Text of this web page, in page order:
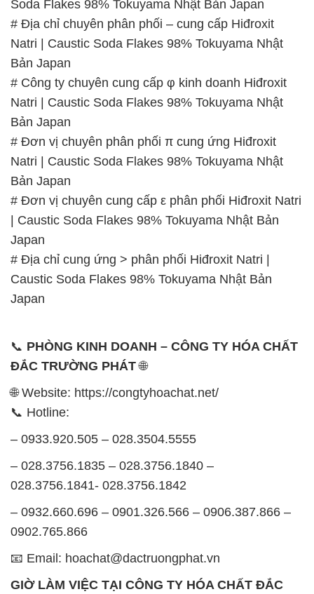
Soda Flakes 98% Tokuyama Nhật Bản Japan
# Địa chỉ chuyên phân phối – cung cấp Hiđroxit
Natri | Caustic Soda Flakes 98% Tokuyama Nhật
Bản Japan
# Công ty chuyên cung cấp φ kinh doanh Hiđroxit
Natri | Caustic Soda Flakes 98% Tokuyama Nhật
Bản Japan
# Đơn vị chuyên phân phối π cung ứng Hiđroxit
Natri | Caustic Soda Flakes 98% Tokuyama Nhật
Bản Japan
# Đơn vị chuyên cung cấp ε phân phối Hiđroxit Natri
| Caustic Soda Flakes 98% Tokuyama Nhật Bản
Japan
# Địa chỉ cung ứng > phân phối Hiđroxit Natri |
Caustic Soda Flakes 98% Tokuyama Nhật Bản
Japan
📞 PHÒNG KINH DOANH – CÔNG TY HÓA CHẤT
ĐẮC TRƯỜNG PHÁT🌐
🌐 Website: https://congtyhoachat.net/
📞 Hotline:
– 0933.920.505 – 028.3504.5555
– 028.3756.1835 – 028.3756.1840 –
028.3756.1841- 028.3756.1842
– 0932.660.696 – 0901.326.566 – 0906.387.866 –
0902.765.866
📧 Email: hoachat@dactruongphat.vn
GIỜ LÀM VIỆC TẠI CÔNG TY HÓA CHẤT ĐẮC